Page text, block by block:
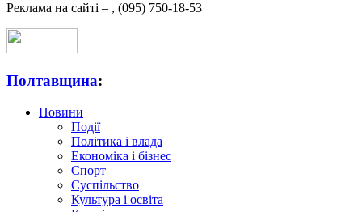
Реклама на сайті – , (095) 750-18-53
Полтавщина:
Новини
Події
Політика і влада
Економіка і бізнес
Спорт
Суспільство
Культура і освіта